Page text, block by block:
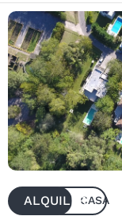
ALQUILERCASA